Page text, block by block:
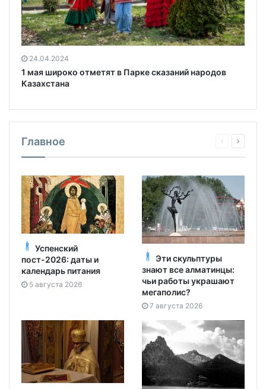
24.04.2024
1 мая широко отметят в Парке сказаний народов
Казахстана
Главное
Успенский
пост-2026: даты и
календарь питания
5 августа 2026
Эти скульптуры
знают все алматинцы:
чьи работы украшают
мегаполис?
7 августа 2026